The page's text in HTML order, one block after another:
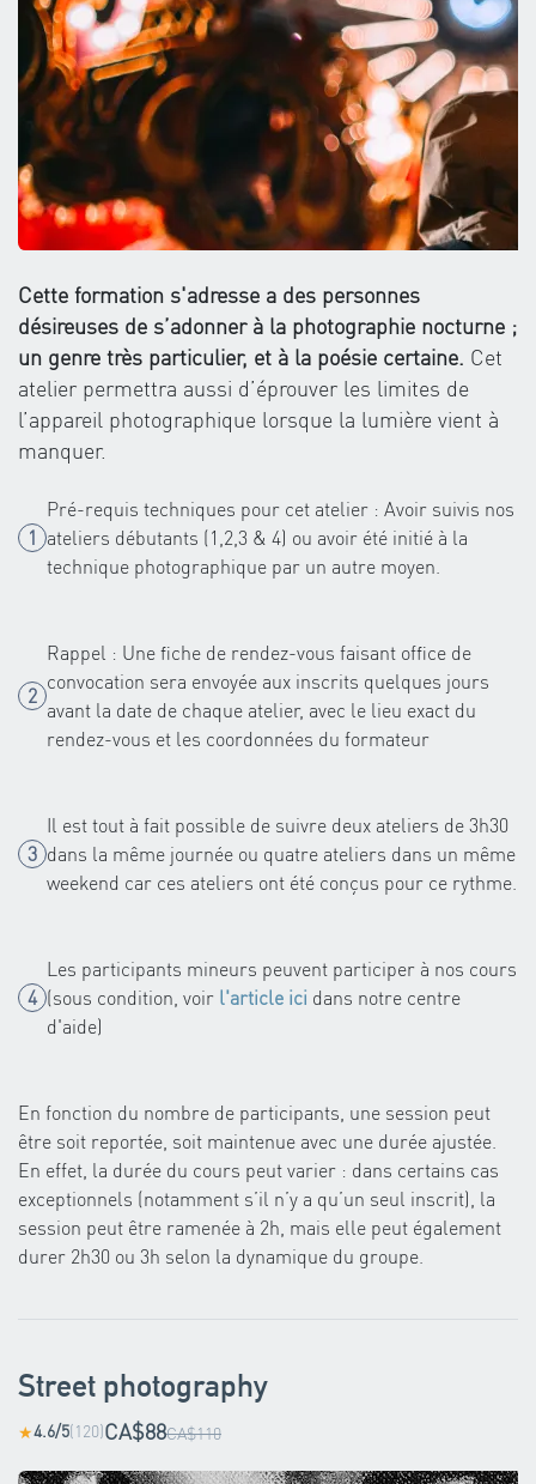
Cette formation s'adresse a des personnes
désireuses de s’adonner à la photographie nocturne ;
un genre très particulier, et à la poésie certaine. Cet
atelier permettra aussi d’éprouver les limites de
l’appareil photographique lorsque la lumière vient à
manquer.
Pré-requis techniques pour cet atelier : Avoir suivis nos
ateliers débutants (1,2,3 & 4) ou avoir été initié à la
technique photographique par un autre moyen.
Rappel : Une fiche de rendez-vous faisant office de
convocation sera envoyée aux inscrits quelques jours
avant la date de chaque atelier, avec le lieu exact du
rendez-vous et les coordonnées du formateur
Il est tout à fait possible de suivre deux ateliers de 3h30
dans la même journée ou quatre ateliers dans un même
weekend car ces ateliers ont été conçus pour ce rythme.
Les participants mineurs peuvent participer à nos cours
(sous condition, voir l'article ici dans notre centre
d'aide)
En fonction du nombre de participants, une session peut
être soit reportée, soit maintenue avec une durée ajustée.
En effet, la durée du cours peut varier : dans certains cas
exceptionnels (notamment s’il n’y a qu’un seul inscrit), la
session peut être ramenée à 2h, mais elle peut également
durer 2h30 ou 3h selon la dynamique du groupe.
Street photography
★4.6/5(120)CA$88CA$110